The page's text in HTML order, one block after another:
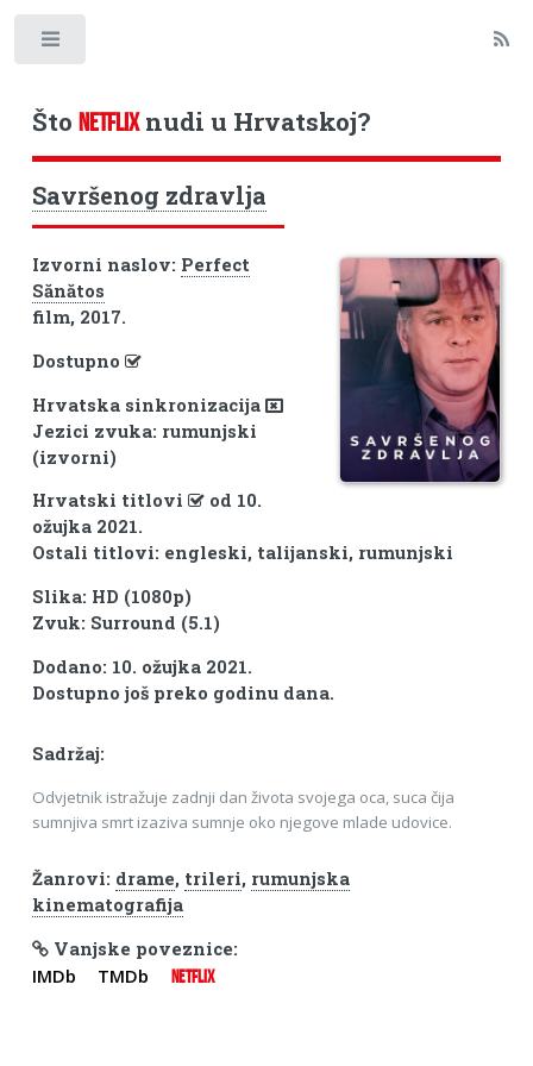
Što NETFLIXnudi u Hrvatskoj?
Savršenog zdravlja
Izvorni naslov: Perfect
Sănătos
film, 2017.
Dostupno
Hrvatska sinkronizacija
Jezici zvuka: rumunjski
(izvorni)
Hrvatski titlovi
od 10.
ožujka 2021.
Ostali titlovi: engleski, talijanski, rumunjski
Slika: HD (1080p)
Zvuk: Surround (5.1)
Dodano: 10. ožujka 2021.
Dostupno još preko godinu dana.
Sadržaj:
Odvjetnik istražuje zadnji dan života svojega oca, suca čija
sumnjiva smrt izaziva sumnje oko njegove mlade udovice.
Žanrovi: drame, trileri, rumunjska
kinematografija
Vanjske poveznice:
IMDb TMDb NETFLIX